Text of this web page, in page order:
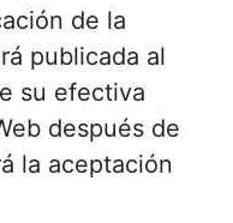
de la
publicada al
su efectiva
después de
la aceptación